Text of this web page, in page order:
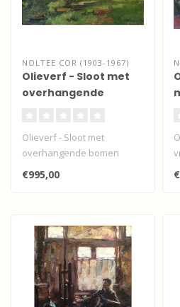
NOLTEE COR (1903-1967)
Olieverf - Sloot met
overhangende
Olieverf - Sloot met
overhangende bomen
€995,00